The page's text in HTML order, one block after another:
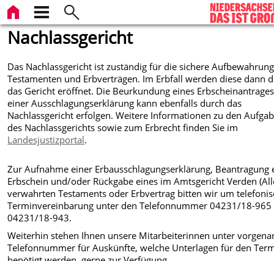
Nachlassgericht
Das Nachlassgericht ist zuständig für die sichere
Testamenten und Erbverträgen. Im Erbfall werden diese dann
das Gericht eröffnet. Die Beurkundung eines
einer Ausschlagungserklärung kann ebenfalls durch das
Nachlassgericht erfolgen. Weitere Informationen zu den
des Nachlassgerichts sowie zum Erbrecht finden Sie im
Landesjustizportal.
Zur Aufnahme einer Erbausschlagungserklärung, Beantragung
Erbschein und/oder Rückgabe eines im Amtsgericht Verden
verwahrten Testaments oder Erbvertrag bitten wir um
Terminvereinbarung unter den Telefonnummer 04231/18-
04231/18-943.
Weiterhin stehen Ihnen unsere Mitarbeiterinnen unter
Telefonnummer für Auskünfte, welche Unterlagen für den